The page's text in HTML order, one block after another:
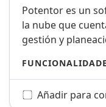
Potentor es un
la nube que
gestión y
Añadir para